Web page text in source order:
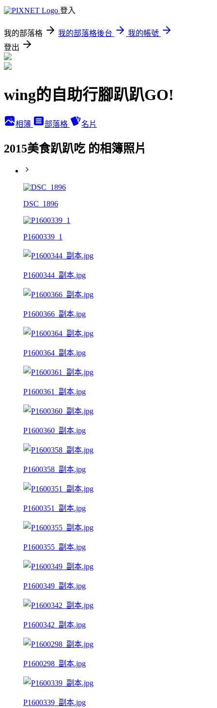
登入
我的部落格 我的部落格後台
我的帳號
登出
wing的自助行腳趴趴GO!
相簿 部落格 名片
2015美食趴趴吃 的相簿照片
DSC_1896
P1600339_1
P1600344_副本.jpg
P1600366_副本.jpg
P1600364_副本.jpg
P1600361_副本.jpg
P1600360_副本.jpg
P1600358_副本.jpg
P1600351_副本.jpg
P1600355_副本.jpg
P1600349_副本.jpg
P1600342_副本.jpg
P1600298_副本.jpg
P1600339_副本.jpg